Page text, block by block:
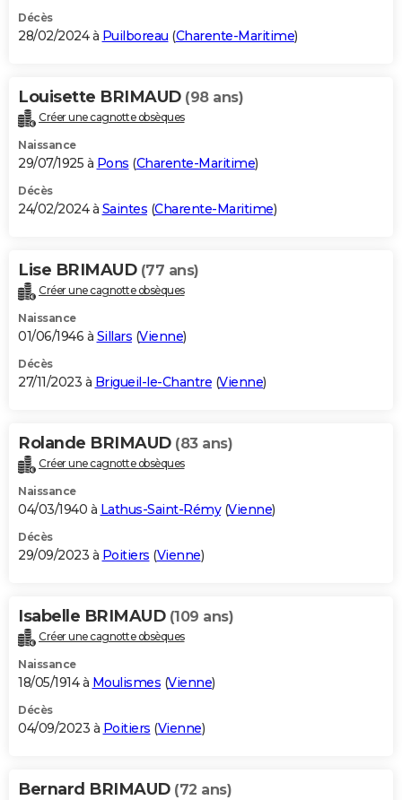
Décès
28/02/2024 à Puilboreau (Charente-Maritime)
Louisette BRIMAUD (98 ans)
Créer une cagnotte obsèques
Naissance
29/07/1925 à Pons (Charente-Maritime)
Décès
24/02/2024 à Saintes (Charente-Maritime)
Lise BRIMAUD (77 ans)
Créer une cagnotte obsèques
Naissance
01/06/1946 à Sillars (Vienne)
Décès
27/11/2023 à Brigueil-le-Chantre (Vienne)
Rolande BRIMAUD (83 ans)
Créer une cagnotte obsèques
Naissance
04/03/1940 à Lathus-Saint-Rémy(Vienne)
Décès
29/09/2023 à Poitiers (Vienne)
Isabelle BRIMAUD (109 ans)
Créer une cagnotte obsèques
Naissance
18/05/1914 à Moulismes (Vienne)
Décès
04/09/2023 à Poitiers (Vienne)
Bernard BRIMAUD (72 ans)